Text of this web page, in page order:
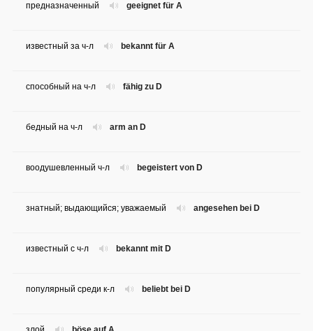
geeignet für A
предназначенный
bekannt für A
известный за ч-л
fähig zu D
способный на ч-л
arm an D
бедный на ч-л
begeistert von D
воодушевленный ч-л
angesehen bei D
знатный; выдающийся; уважаемый
bekannt mit D
известный с ч-л
beliebt bei D
популярный среди к-л